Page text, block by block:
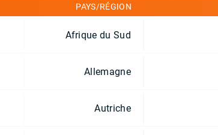
PAYS/RÉGION
Afrique du Sud
Allemagne
Autriche